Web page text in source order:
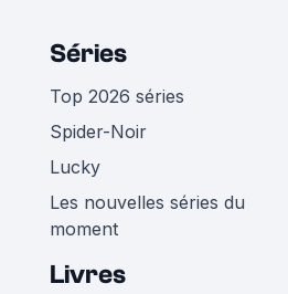
Séries
Top 2026 séries
Spider-Noir
Lucky
Les nouvelles séries du
moment
Livres